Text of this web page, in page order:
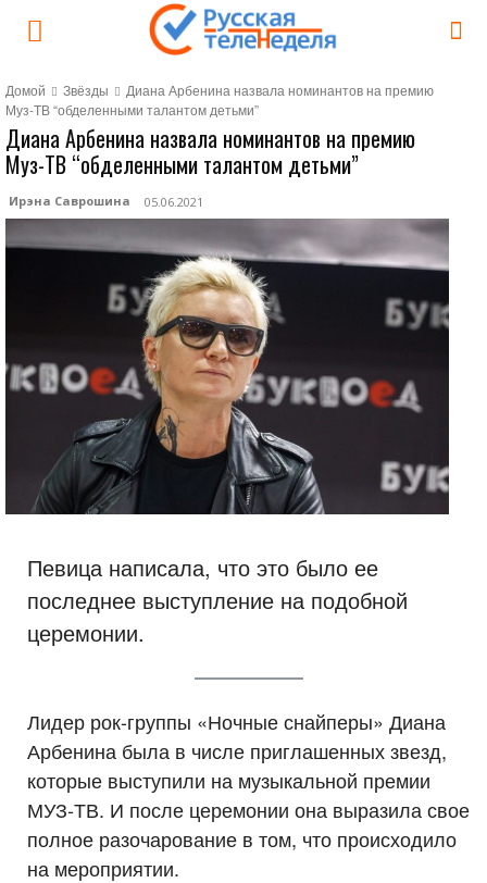
Домой Звёзды
Диана Арбенина назвала номинантов на премию
Муз-ТВ “обделенными талантом детьми”
Диана Арбенина назвала номинантов на премию
Муз-ТВ “обделенными талантом детьми”
Ирэна Саврошина 05.06.2021
Певица написала, что это было ее
последнее выступление на подобной
церемонии.
Лидер рок-группы «Ночные снайперы» Диана
Арбенина была в числе приглашенных звезд,
которые выступили на музыкальной премии
МУЗ-ТВ. И после церемонии она выразила свое
полное разочарование в том, что происходило
на мероприятии.